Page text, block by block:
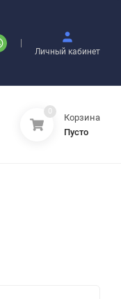
Личный кабинет
0
Корзина
Пусто